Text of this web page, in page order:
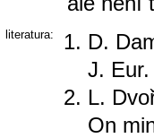
literatura:
D.
J.
L.
On